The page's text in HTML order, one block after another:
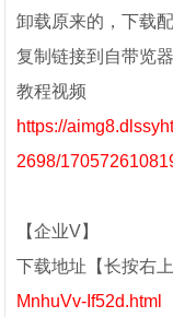
卸载原来的，下载
复制链接到自带览
教程视频
https://
2698/
【企业V】
下载地址【长按右
MnhuVv-If52d.html